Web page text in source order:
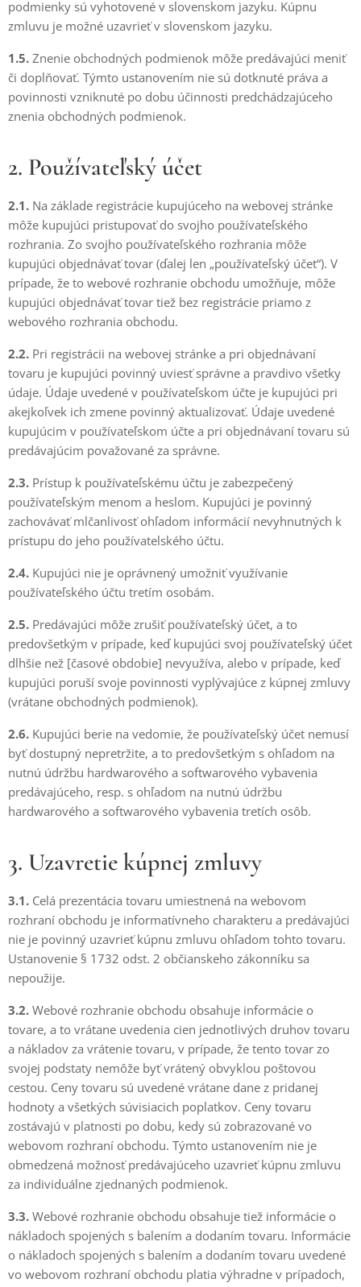
podmienky sú vyhotovené v slovenskom jazyku. Kúpnu
zmluvu je možné uzavrieť v slovenskom jazyku.
1.5. Znenie obchodných podmienok môže predávajúci meniť
či doplňovať. Týmto ustanovením nie sú dotknuté práva a
povinnosti vzniknuté po dobu účinnosti predchádzajúceho
znenia obchodných podmienok.
2. Používateľský účet
2.1. Na základe registrácie kupujúceho na webovej stránke
môže kupujúci pristupovať do svojho používateľského
rozhrania. Zo svojho používateľského rozhrania môže
kupujúci objednávať tovar (ďalej len „používateľský účet“). V
prípade, že to webové rozhranie obchodu umožňuje, môže
kupujúci objednávať tovar tiež bez registrácie priamo z
webového rozhrania obchodu.
2.2. Pri registrácii na webovej stránke a pri objednávaní
tovaru je kupujúci povinný uviesť správne a pravdivo všetky
údaje. Údaje uvedené v používateľskom účte je kupujúci pri
akejkoľvek ich zmene povinný aktualizovať. Údaje uvedené
kupujúcim v používateľskom účte a pri objednávaní tovaru sú
predávajúcim považované za správne.
2.3. Prístup k používateľskému účtu je zabezpečený
používateľským menom a heslom. Kupujúci je povinný
zachovávať mlčanlivosť ohľadom informácií nevyhnutných k
prístupu do jeho používatelského účtu.
2.4. Kupujúci nie je oprávnený umožniť využívanie
používateľského účtu tretím osobám.
2.5. Predávajúci môže zrušiť používateľský účet, a to
predovšetkým v prípade, keď kupujúci svoj používateľský účet
dlhšie než [časové obdobie] nevyužíva, alebo v prípade, keď
kupujúci poruší svoje povinnosti vyplývajúce z kúpnej zmluvy
(vrátane obchodných podmienok).
2.6. Kupujúci berie na vedomie, že používateľský účet nemusí
byť dostupný nepretržite, a to predovšetkým s ohľadom na
nutnú údržbu hardwarového a softwarového vybavenia
predávajúceho, resp. s ohľadom na nutnú údržbu
hardwarového a softwarového vybavenia tretích osôb.
3. Uzavretie kúpnej zmluvy
3.1. Celá prezentácia tovaru umiestnená na webovom
rozhraní obchodu je informatívneho charakteru a predávajúci
nie je povinný uzavrieť kúpnu zmluvu ohľadom tohto tovaru.
Ustanovenie § 1732 odst. 2 občianskeho zákonníku sa
nepoužije.
3.2. Webové rozhranie obchodu obsahuje informácie o
tovare, a to vrátane uvedenia cien jednotlivých druhov tovaru
a nákladov za vrátenie tovaru, v prípade, že tento tovar zo
svojej podstaty nemôže byť vrátený obvyklou poštovou
cestou. Ceny tovaru sú uvedené vrátane dane z pridanej
hodnoty a všetkých súvisiacich poplatkov. Ceny tovaru
zostávajú v platnosti po dobu, kedy sú zobrazované vo
webovom rozhraní obchodu. Týmto ustanovením nie je
obmedzená možnosť predávajúceho uzavrieť kúpnu zmluvu
za individuálne zjednaných podmienok.
3.3. Webové rozhranie obchodu obsahuje tiež informácie o
nákladoch spojených s balením a dodaním tovaru. Informácie
o nákladoch spojených s balením a dodaním tovaru uvedené
vo webovom rozhraní obchodu platia výhradne v prípadoch,